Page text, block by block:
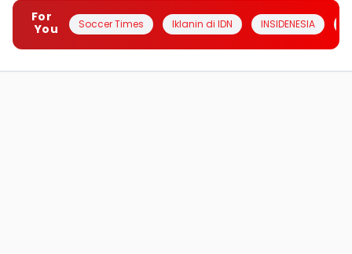
For
You
Soccer Times Iklanin di IDN INSIDENESIA